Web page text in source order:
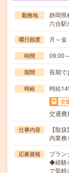
勤務地
静岡県
六合駅
曜日頻度 月～金
時間 09:00
期間 長期で
時給 時給
交
交通費
仕事内容
【取
内業
応募資格
ブラン
◆経験
で気